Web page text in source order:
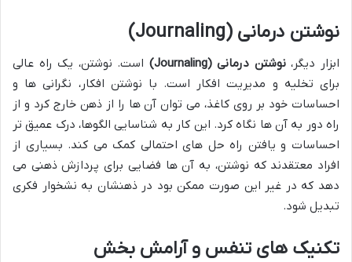
نوشتن درمانی (Journaling)
ابزار دیگر،نوشتن درمانی (Journaling)
است. نوشتن، یک راه عالی
برای تخلیه و مدیریت افکار است. با نوشتن افکار، نگرانی ها و
احساسات خود بر روی کاغذ، می توان آن ها را از ذهن خارج کرد و از
راه دور به آن ها نگاه کرد. این کار به شناسایی الگوها، درک عمیق تر
احساسات و یافتن راه حل های احتمالی کمک می کند. بسیاری از
افراد معتقدند که نوشتن، به آن ها فضایی برای پردازش ذهنی می
دهد که در غیر این صورت ممکن بود در ذهنشان به نشخوار فکری
تبدیل شود.
تکنیک های تنفس و آرامش بخش